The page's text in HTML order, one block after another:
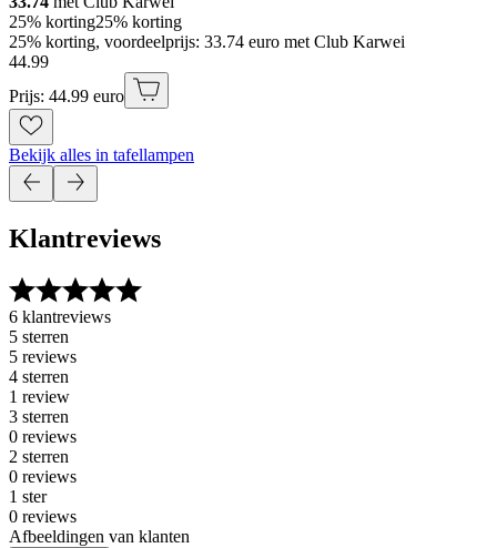
25% korting25% korting
25% korting, voordeelprijs: 33.74 euro met Club Karwei
44.99
Prijs: 44.99 euro
Bekijk alles in tafellampen
Klantreviews
6 klantreviews
5 sterren
5 reviews
4 sterren
1 review
3 sterren
0 reviews
2 sterren
0 reviews
1 ster
0 reviews
Afbeeldingen van klanten